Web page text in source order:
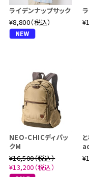
ライデンナップサック
¥8,800（税込）
NEO-CHICディパッ
クM
¥16,500（税込）
¥13,200（税込）